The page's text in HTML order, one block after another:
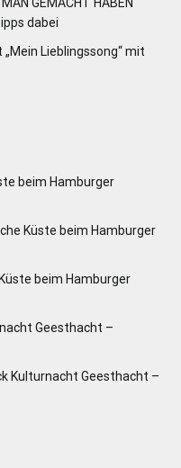
dabei
Lieblingssong“ mit
beim Hamburger
Küste beim Hamburger
beim Hamburger
Geesthacht –
Kulturnacht Geesthacht –